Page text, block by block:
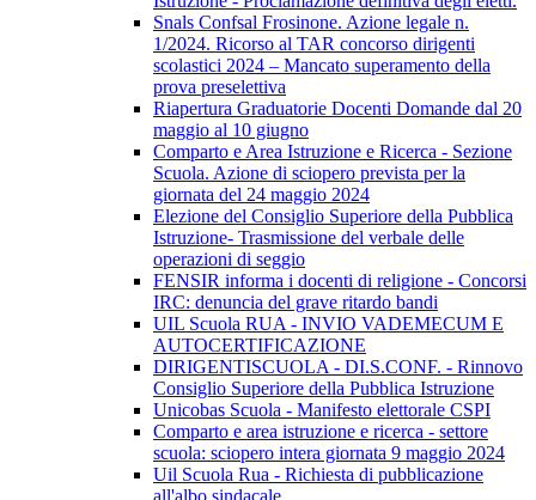
Snals Confsal Frosinone. Azione legale n.
1/2024. Ricorso al TAR concorso dirigenti
scolastici 2024 – Mancato superamento della
prova preselettiva
Riapertura Graduatorie Docenti Domande dal 20
maggio al 10 giugno
Comparto e Area Istruzione e Ricerca - Sezione
Scuola. Azione di sciopero prevista per la
giornata del 24 maggio 2024
Elezione del Consiglio Superiore della Pubblica
Istruzione- Trasmissione del verbale delle
operazioni di seggio
FENSIR informa i docenti di religione - Concorsi
IRC: denuncia del grave ritardo bandi
UIL Scuola RUA - INVIO VADEMECUM E
AUTOCERTIFICAZIONE
DIRIGENTISCUOLA - DI.S.CONF. - Rinnovo
Consiglio Superiore della Pubblica Istruzione
Unicobas Scuola - Manifesto elettorale CSPI
Comparto e area istruzione e ricerca - settore
scuola: sciopero intera giornata 9 maggio 2024
Uil Scuola Rua - Richiesta di pubblicazione